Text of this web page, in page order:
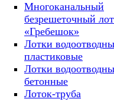
Многоканальный
безрешеточный
«Гребешок»
Лотки
пластиковые
Лотки
бетонные
Лоток-труба